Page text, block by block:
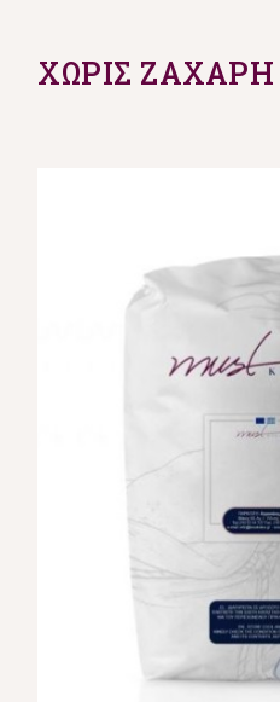
XΩΡΙΣ ΖΑΧΑΡΗ